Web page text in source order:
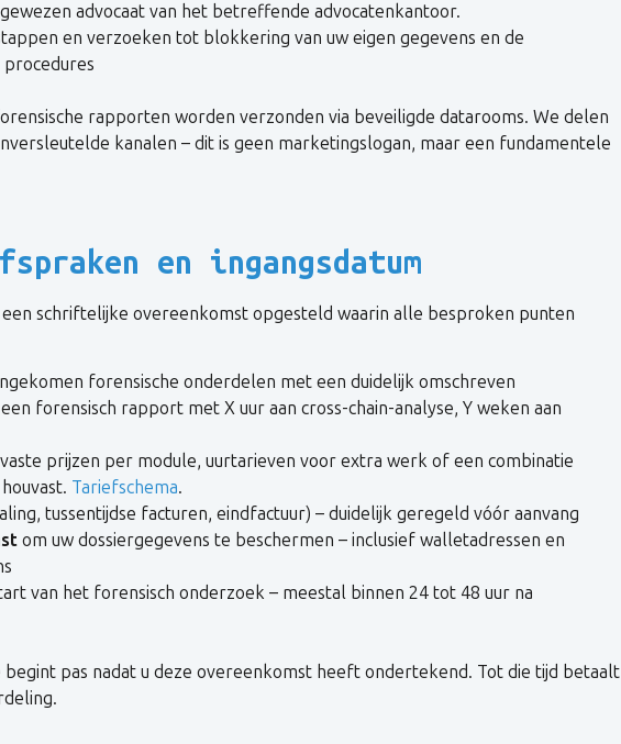
advocaat van het betreffende advocatenkantoor.
en verzoeken tot blokkering van uw eigen gegevens en de
rapporten worden verzonden via beveiligde datarooms. We delen
kanalen – dit is geen marketingslogan, maar een fundamentele
en ingangsdatum
schriftelijke overeenkomst opgesteld waarin alle besproken punten
forensische onderdelen met een duidelijk omschreven
forensisch rapport met X uur aan cross-chain-analyse, Y weken aan
prijzen per module, uurtarieven voor extra werk of een combinatie
Tariefschema.
tussentijdse facturen, eindfactuur) – duidelijk geregeld vóór aanvang
om uw dossiergegevens te beschermen – inclusief walletadressen en
van het forensisch onderzoek – meestal binnen 24 tot 48 uur na
pas nadat u deze overeenkomst heeft ondertekend. Tot die tijd betaalt